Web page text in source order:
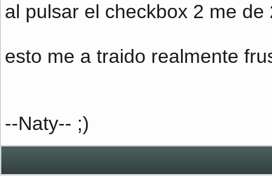
al pulsar el checkbox 2 me de
esto me a traido realmente
--Naty-- ;)